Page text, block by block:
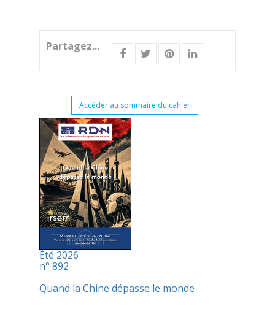
Partagez...
Accéder au sommaire du cahier
Été 2026
n° 892
Quand la Chine dépasse le monde